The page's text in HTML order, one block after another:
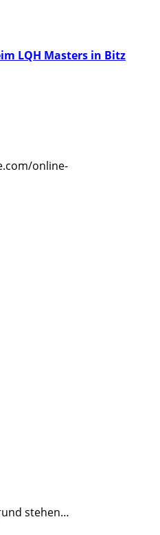
LQH Masters in Bitz
online-
stehen…